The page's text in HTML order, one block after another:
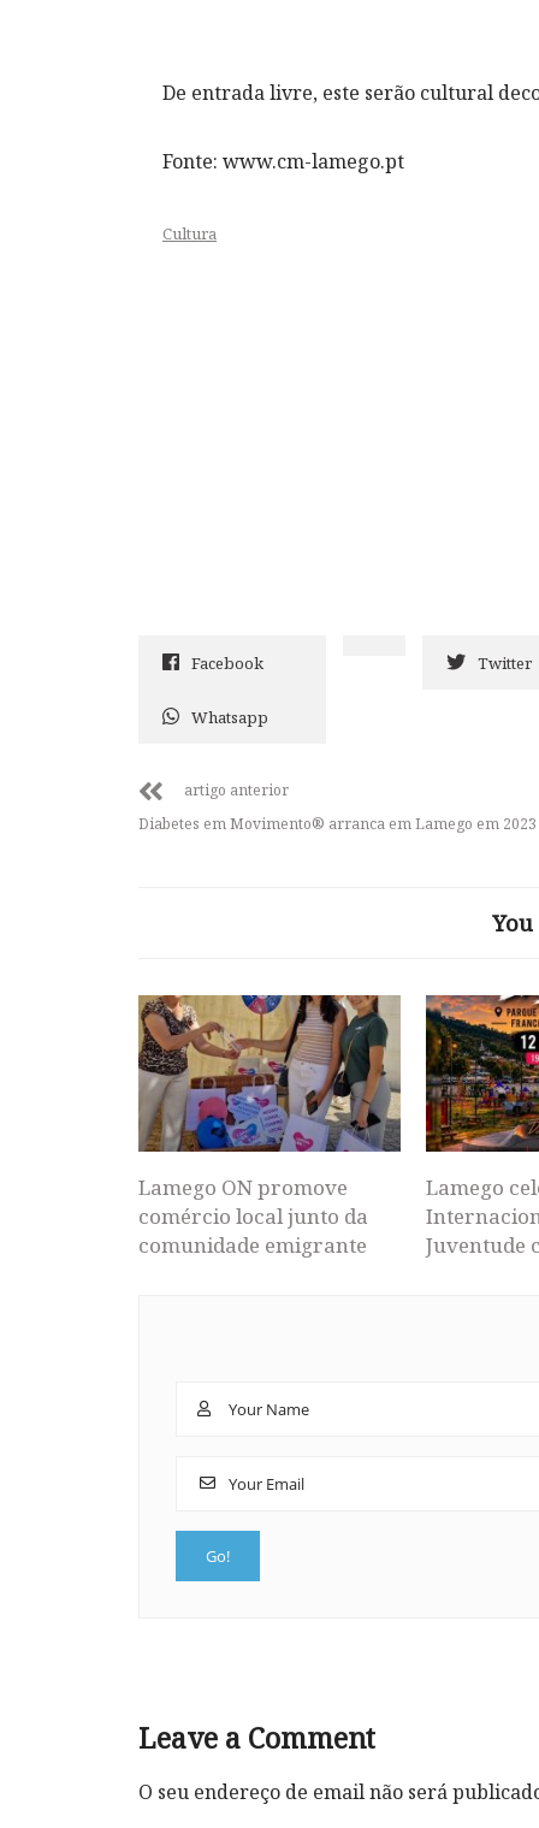
De entrada livre, este serão cultural
Fonte: www.cm-lamego.pt
Cultura
Facebook Twitter
Whatsapp
artigo anterior
Diabetes em Movimento® arranca em Lamego em 2023
Lamego ON promove
comércio local junto da
comunidade emigrante
Lamego
Juventude
Leave a Comment
O seu endereço de email não será